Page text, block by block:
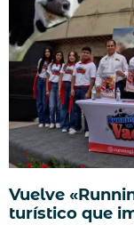
Vuelve
turístico que